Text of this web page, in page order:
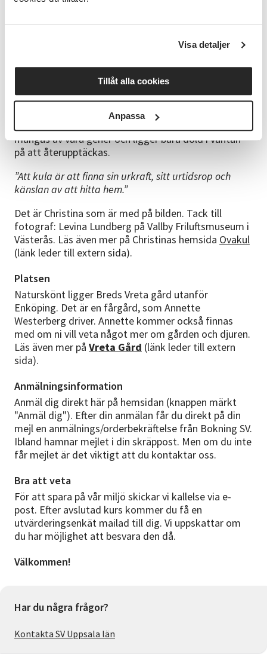
Visa detaljer
Tillåt alla cookies
Anpassa
förkunskaper krävs, bara lust att prova på. Från 13 år
kurser/workshops i just kulning och blivit flitigt
anlitad att uppträda solo på många event med
kulning och sång. Kulning uppkom långt tillbaka i
tiden ända från tidiga medeltiden och en del säger
att folkmusiken kom till ur den. Den är djupt rotad i
mångas av våra gener och ligger bara dold i väntan
på att återupptäckas.
”Att kula är att finna sin urkraft, sitt urtidsrop och
känslan av att hitta hem.”
Det är Christina som är med på bilden. Tack till
fotograf: Levina Lundberg på Vallby Friluftsmuseum i
Västerås. Läs även mer på Christinas hemsida Ovakul
(länk leder till extern sida).
Platsen
Naturskönt ligger Breds Vreta gård utanför
Enköping. Det är en fårgård, som Annette
Westerberg driver. Annette kommer också finnas
med om ni vill veta något mer om gården och djuren.
Läs även mer på Vreta Gård (länk leder till extern
sida).
Anmälningsinformation
Anmäl dig direkt här på hemsidan (knappen märkt
"Anmäl dig"). Efter din anmälan får du direkt på din
mejl en anmälnings/orderbekräftelse från Bokning SV.
Ibland hamnar mejlet i din skräppost. Men om du inte
får mejlet är det viktigt att du kontaktar oss.
Bra att veta
För att spara på vår miljö skickar vi kallelse via e-
post. Efter avslutad kurs kommer du få en
utvärderingsenkät mailad till dig. Vi uppskattar om
du har möjlighet att besvara den då.
Välkommen!
Har du några frågor?
Kontakta SV Uppsala län